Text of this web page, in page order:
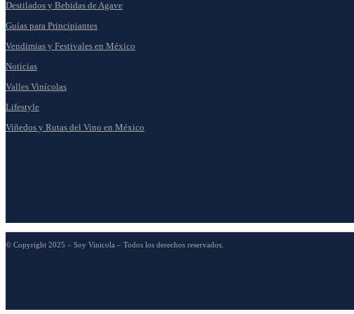
Destilados y Bebidas de Agave
Guías para Principiantes
Vendimias y Festivales en México
Noticias
Valles Vinícolas
Lifestyle
Viñedos y Rutas del Vino en México
© Copyright 2025 – Soy Vinicola – Todos los derechos reservados.